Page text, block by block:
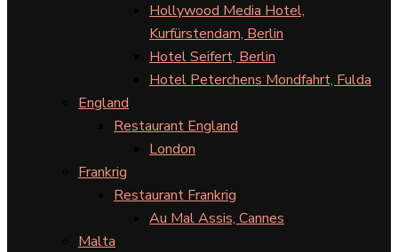
Hollywood Media Hotel,
Kurfürstendam, Berlin
Hotel Seifert, Berlin
Hotel Peterchens Mondfahrt, Fulda
England
Restaurant England
London
Frankrig
Restaurant Frankrig
Au Mal Assis, Cannes
Malta